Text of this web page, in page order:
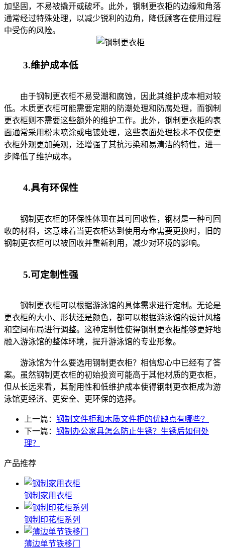
加坚固，不易被撬开或破坏。此外，钢制更衣柜的边缘和角落
通常经过特殊处理，以减少锐利的边角，降低顾客在使用过程
中受伤的风险。
3.维护成本低
由于钢制更衣柜不易受潮和腐蚀，因此其维护成本相对较
低。木质更衣柜可能需要定期的防潮处理和防腐处理，而钢制
更衣柜则不需要这些额外的维护工作。此外，钢制更衣柜的表
面通常采用粉末喷涂或电镀处理，这些表面处理技术不仅使更
衣柜外观更加美观，还增强了其抗污染和易清洁的特性，进一
步降低了维护成本。
4.具有环保性
钢制更衣柜的环保性体现在其可回收性，钢材是一种可回
收的材料，这意味着当更衣柜达到使用寿命需要更换时，旧的
钢制更衣柜可以被回收并重新利用，减少对环境的影响。
5.可定制性强
钢制更衣柜可以根据游泳馆的具体需求进行定制。无论是
更衣柜的大小、形状还是颜色，都可以根据游泳馆的设计风格
和空间布局进行调整。这种定制性使得钢制更衣柜能够更好地
融入游泳馆的整体环境，提升游泳馆的专业形象。
游泳馆为什么要选用钢制更衣柜？相信您心中已经有了答
案。虽然钢制更衣柜的初始投资可能高于其他材质的更衣柜，
但从长远来看，其耐用性和低维护成本使得钢制更衣柜成为游
泳馆更经济、更安全、更环保的选择。
上一篇： 钢制文件柜和木质文件柜的优缺点有哪些？
下一篇： 钢制办公家具怎么防止生锈？生锈后如何处
理？
产品推荐
钢制家用衣柜
钢制印花柜系列
薄边单节铁移门